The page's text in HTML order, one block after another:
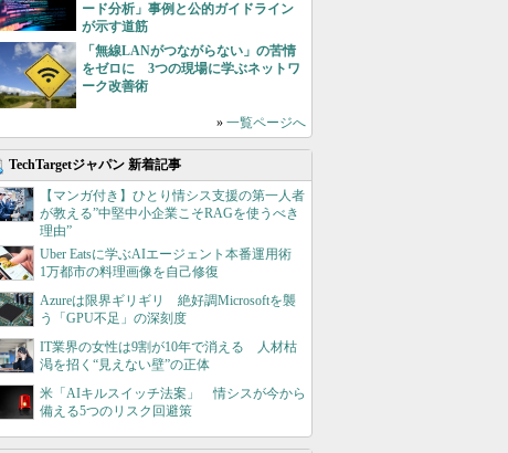
ード分析」事例と公的ガイドライン
が示す道筋
「無線LANがつながらない」の苦情
をゼロに 3つの現場に学ぶネットワ
ーク改善術
» 一覧ページへ
TechTargetジャパン 新着記事
【マンガ付き】ひとり情シス支援の第一人者
が教える”中堅中小企業こそRAGを使うべき
理由”
Uber Eatsに学ぶAIエージェント本番運用術
1万都市の料理画像を自己修復
Azureは限界ギリギリ 絶好調Microsoftを襲
う「GPU不足」の深刻度
IT業界の女性は9割が10年で消える 人材枯
渇を招く“見えない壁”の正体
米「AIキルスイッチ法案」 情シスが今から
備える5つのリスク回避策